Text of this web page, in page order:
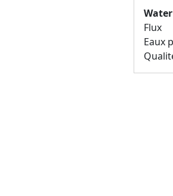
Flux
Eaux